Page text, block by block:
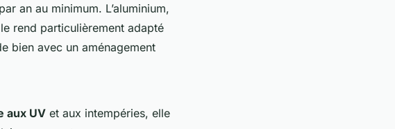
an au minimum. L’aluminium,
rend particulièrement adapté
bien avec un aménagement
aux UV et aux intempéries, elle